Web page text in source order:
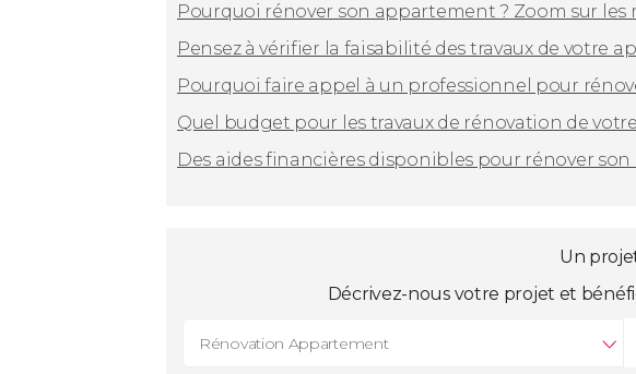
Pourquoi rénover son appartement ? Zoom sur
Pensez à vérifier la faisabilité des travaux de votre
Pourquoi faire appel à un professionnel pour
Quel budget pour les travaux de rénovation de
Des aides financières disponibles pour rénover
Un
Décrivez-nous votre projet et
Rénovation Appartement